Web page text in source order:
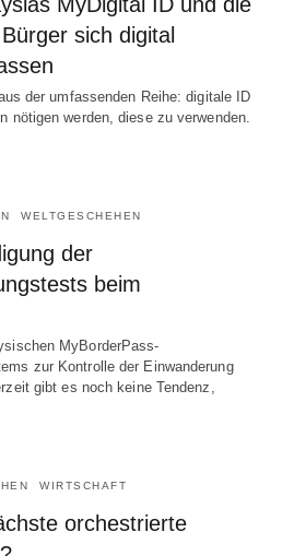
sich digital
der umfassenden Reihe: digitale ID
nötigen werden, diese zu verwenden.
WELTGESCHEHEN
der
beim
MyBorderPass-
zur Kontrolle der Einwanderung
gibt es noch keine Tendenz,
WIRTSCHAFT
orchestrierte